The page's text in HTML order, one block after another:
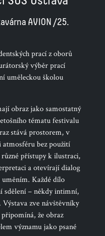
AVION /25.
prací z oborů
výběr prací
uměleckou školou
obraz jako samostatný
tématu festivalu
stává prostorem, v
atmosféru bez použití
přístupy k ilustraci,
a otevírají dialog
Každé dílo
sdělení – někdy intimní,
zve návštěvníky
že obraz
významu jako psané